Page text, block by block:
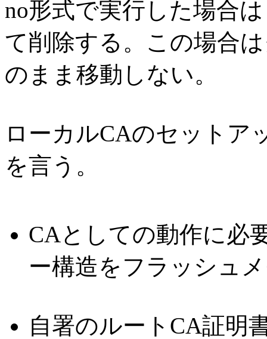
no形式で実行した場合
て削除する。この場合
のまま移動しない。
ローカルCAのセットア
を言う。
CAとしての動作に必
ー構造をフラッシュ
自署のルートCA証明